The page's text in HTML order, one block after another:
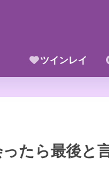
ツインレイ
たら最後と